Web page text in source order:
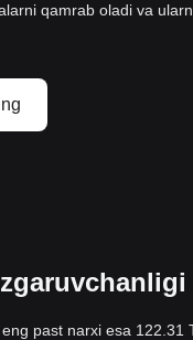
qamrab oladi va
past narxi esa